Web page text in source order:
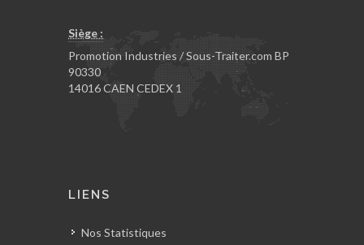
Siège :
Promotion Industries / Sous-Traiter.com BP
90330
14016 CAEN CEDEX 1
LIENS
Nos Statistiques